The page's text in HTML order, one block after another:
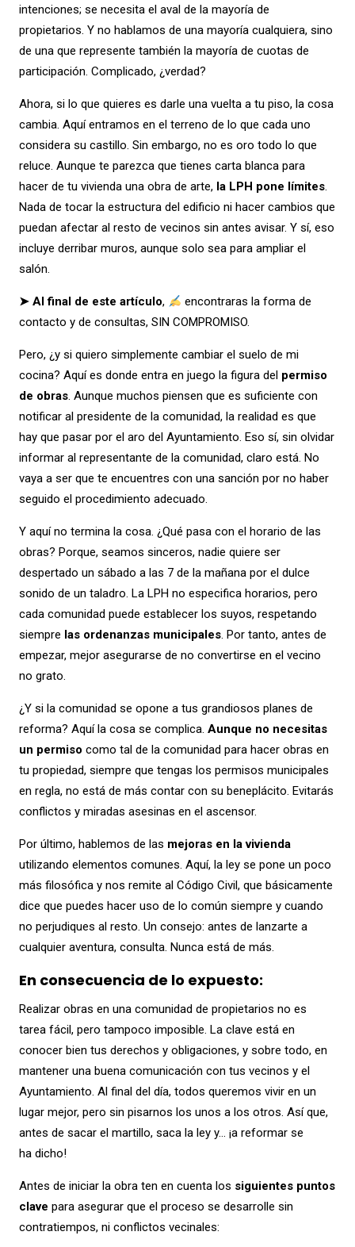
intenciones; se necesita el aval de la mayoría de
propietarios. Y no hablamos de una mayoría cualquiera, sino
de una que represente también la mayoría de cuotas de
participación. Complicado, ¿verdad?
Ahora, si lo que quieres es darle una vuelta a tu piso, la cosa
cambia. Aquí entramos en el terreno de lo que cada uno
considera su castillo. Sin embargo, no es oro todo lo que
reluce. Aunque te parezca que tienes carta blanca para
hacer de tu vivienda una obra de arte, la LPH pone límites.
Nada de tocar la estructura del edificio ni hacer cambios que
puedan afectar al resto de vecinos sin antes avisar. Y sí, eso
incluye derribar muros, aunque solo sea para ampliar el
salón.
➤ Al final de este artículo,
encontraras la forma de
contacto y de consultas, SIN COMPROMISO.
Pero, ¿y si quiero simplemente cambiar el suelo de mi
cocina? Aquí es donde entra en juego la figura del permiso
de obras. Aunque muchos piensen que es suficiente con
notificar al presidente de la comunidad, la realidad es que
hay que pasar por el aro del Ayuntamiento. Eso sí, sin olvidar
informar al representante de la comunidad, claro está. No
vaya a ser que te encuentres con una sanción por no haber
seguido el procedimiento adecuado.
Y aquí no termina la cosa. ¿Qué pasa con el horario de las
obras? Porque, seamos sinceros, nadie quiere ser
despertado un sábado a las 7 de la mañana por el dulce
sonido de un taladro. La LPH no especifica horarios, pero
cada comunidad puede establecer los suyos, respetando
siempre las ordenanzas municipales. Por tanto, antes de
empezar, mejor asegurarse de no convertirse en el vecino
no grato.
¿Y si la comunidad se opone a tus grandiosos planes de
reforma? Aquí la cosa se complica. Aunque no necesitas
un permiso como tal de la comunidad para hacer obras en
tu propiedad, siempre que tengas los permisos municipales
en regla, no está de más contar con su beneplácito. Evitarás
conflictos y miradas asesinas en el ascensor.
Por último, hablemos de las mejoras en la vivienda
utilizando elementos comunes. Aquí, la ley se pone un poco
más filosófica y nos remite al Código Civil, que básicamente
dice que puedes hacer uso de lo común siempre y cuando
no perjudiques al resto. Un consejo: antes de lanzarte a
cualquier aventura, consulta. Nunca está de más.
En consecuencia de lo expuesto:
Realizar obras en una comunidad de propietarios no es
tarea fácil, pero tampoco imposible. La clave está en
conocer bien tus derechos y obligaciones, y sobre todo, en
mantener una buena comunicación con tus vecinos y el
Ayuntamiento. Al final del día, todos queremos vivir en un
lugar mejor, pero sin pisarnos los unos a los otros. Así que,
antes de sacar el martillo, saca la ley y… ¡a reformar se
ha dicho!
Antes de iniciar la obra ten en cuenta los siguientes puntos
clave para asegurar que el proceso se desarrolle sin
contratiempos, ni conflictos vecinales: